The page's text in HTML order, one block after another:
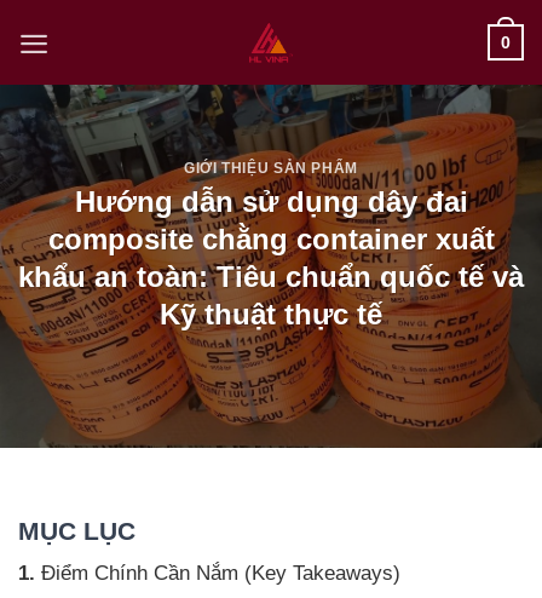
content
0
GIỚI THIỆU SẢN PHẨM
Hướng dẫn sử dụng dây đai
composite chằng container xuất
khẩu an toàn: Tiêu chuẩn quốc tế và
Kỹ thuật thực tế
MỤC LỤC
Điểm Chính Cần Nắm (Key Takeaways)